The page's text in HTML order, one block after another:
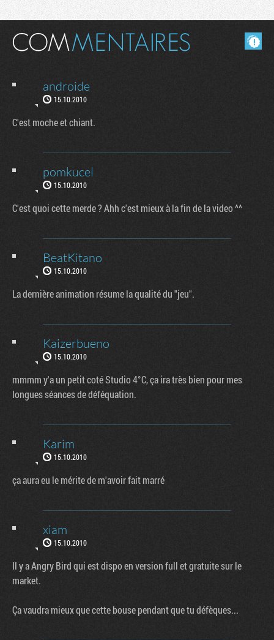
Masquer les commentaires lus.
androide
15.10.2010
C'est moche et chiant.
pomkucel
15.10.2010
C'est quoi cette merde ? Ahh c'est mieux à la fin de la video ^^
BeatKitano
15.10.2010
La dernière animation résume la qualité du "jeu".
Kaizerbueno
15.10.2010
mmmm y'a un petit coté Studio 4°C, ça ira très bien pour mes
longues séances de déféquation.
Karim
15.10.2010
ça aura eu le mérite de m'avoir fait marré
xiam
15.10.2010
Il y a Angry Bird qui est dispo en version full et gratuite sur le
market.
Ça vaudra mieux que cette bouse pendant que tu défèques...